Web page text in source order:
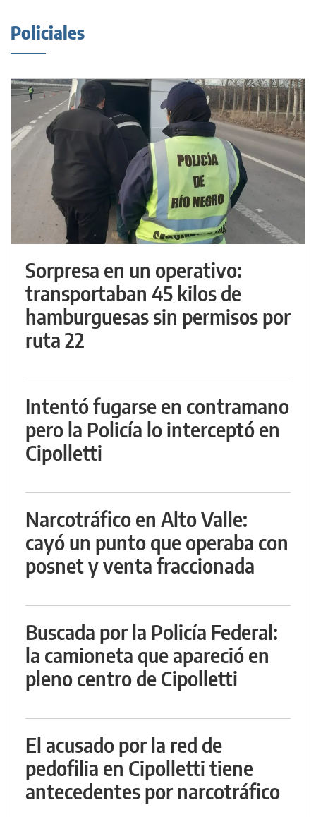
Policiales
Sorpresa en un operativo:
transportaban 45 kilos de
hamburguesas sin permisos por
ruta 22
Intentó fugarse en contramano
pero la Policía lo interceptó en
Cipolletti
Narcotráfico en Alto Valle:
cayó un punto que operaba con
posnet y venta fraccionada
Buscada por la Policía Federal:
la camioneta que apareció en
pleno centro de Cipolletti
El acusado por la red de
pedofilia en Cipolletti tiene
antecedentes por narcotráfico